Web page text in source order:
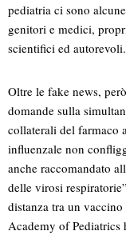
pediatria ci sono
genitori e medici,
scientifici ed autorevoli.
Oltre le fake news,
domande sulla
collaterali del farmaco
influenzale non
anche raccomandato
delle virosi
distanza tra un vaccino
Academy of Pediatrics